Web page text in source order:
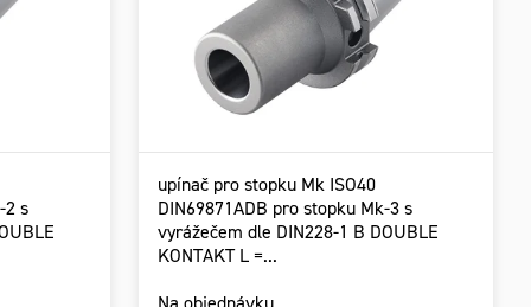
2 s
upínač pro stopku Mk ISO40
DIN69871ADB pro stopku Mk-3 s
vyrážečem dle DIN228-1 B DOUBLE
KONTAKT L =...
Na objednávku